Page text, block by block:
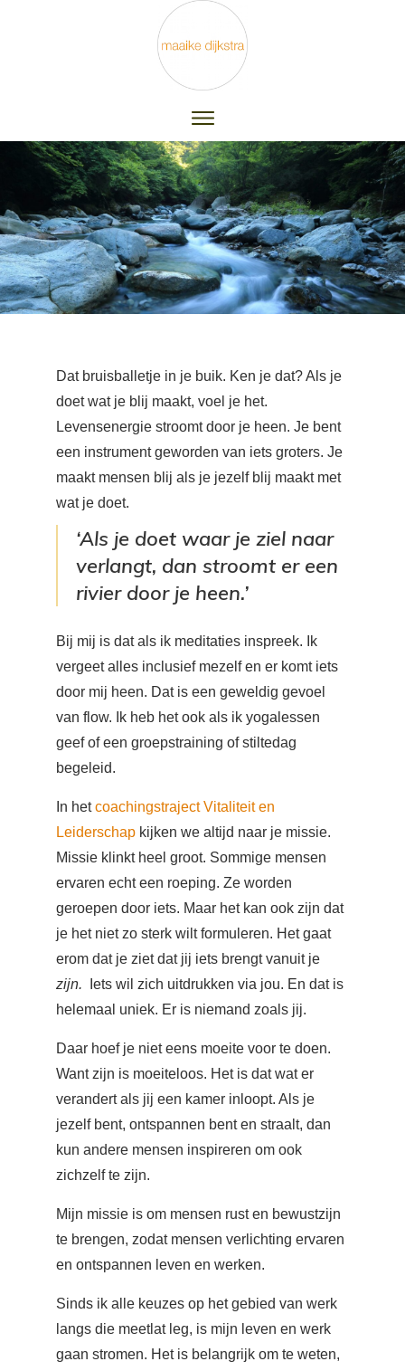
Dat bruisballetje in je buik. Ken je dat? Als je
doet wat je blij maakt, voel je het.
Levensenergie stroomt door je heen. Je bent
een instrument geworden van iets groters. Je
maakt mensen blij als je jezelf blij maakt met
wat je doet.
‘Als je doet waar je ziel naar
verlangt, dan stroomt er een
rivier door je heen.’
Bij mij is dat als ik meditaties inspreek. Ik
vergeet alles inclusief mezelf en er komt iets
door mij heen. Dat is een geweldig gevoel
van flow. Ik heb het ook als ik yogalessen
geef of een groepstraining of stiltedag
begeleid.
In hetcoachingstraject Vitaliteit en
Leiderschap kijken we altijd naar je missie.
Missie klinkt heel groot. Sommige mensen
ervaren echt een roeping. Ze worden
geroepen door iets. Maar het kan ook zijn dat
je het niet zo sterk wilt formuleren. Het gaat
erom dat je ziet dat jij iets brengt vanuit je
zijn.
Iets wil zich uitdrukken via jou. En dat is
helemaal uniek. Er is niemand zoals jij.
Daar hoef je niet eens moeite voor te doen.
Want zijn is moeiteloos. Het is dat wat er
verandert als jij een kamer inloopt. Als je
jezelf bent, ontspannen bent en straalt, dan
kun andere mensen inspireren om ook
zichzelf te zijn.
Mijn missie is om mensen rust en bewustzijn
te brengen, zodat mensen verlichting ervaren
en ontspannen leven en werken.
Sinds ik alle keuzes op het gebied van werk
langs die meetlat leg, is mijn leven en werk
gaan stromen. Het is belangrijk om te weten,